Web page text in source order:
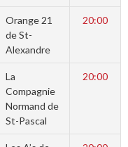
Orange 21
de St-
Alexandre
20:00
La
Compagnie
Normand de
St-Pascal
20:00